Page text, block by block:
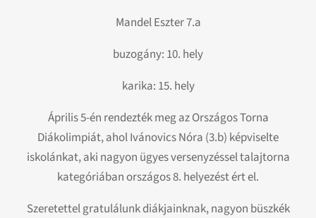
Mandel Eszter 7.a
buzogány: 10. hely
karika: 15. hely
Április 5-én rendezték meg az Országos Torna
Diákolimpiát, ahol Ivánovics Nóra (3.b) képviselte
iskolánkat, aki nagyon ügyes versenyzéssel talajtorna
kategóriában országos 8. helyezést ért el.
Szeretettel gratulálunk diákjainknak, nagyon büszkék